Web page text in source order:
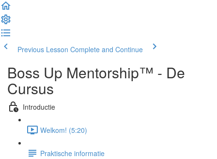
Previous Lesson Complete and Continue
Boss Up Mentorship™ - De
Cursus
Introductie
Welkom! (5:20)
Praktische informatie